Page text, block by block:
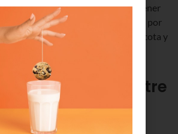
falsas alarmas y te permite mantener
si tu gato o perro está suelto por
informar al instalador sobre tu mascota y
que distingue entre
animales
alarma, se ponen diferentes